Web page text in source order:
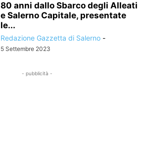
80 anni dallo Sbarco degli Alleati
e Salerno Capitale, presentate
le...
Redazione Gazzetta di Salerno -
5 Settembre 2023
- pubblicità -